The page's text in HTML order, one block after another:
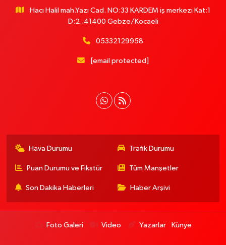
Hacı Halil mah.Yazı Cad. NO:33 KARDEM iş merkezi Kat:1
D:2..41400 Gebze/Kocaeli
05332129958
[email protected]
Hava Durumu Trafik Durumu
Puan Durumu ve Fikstür Tüm Manşetler
Son Dakika Haberleri Haber Arşivi
Foto Galeri Video Yazarlar Künye